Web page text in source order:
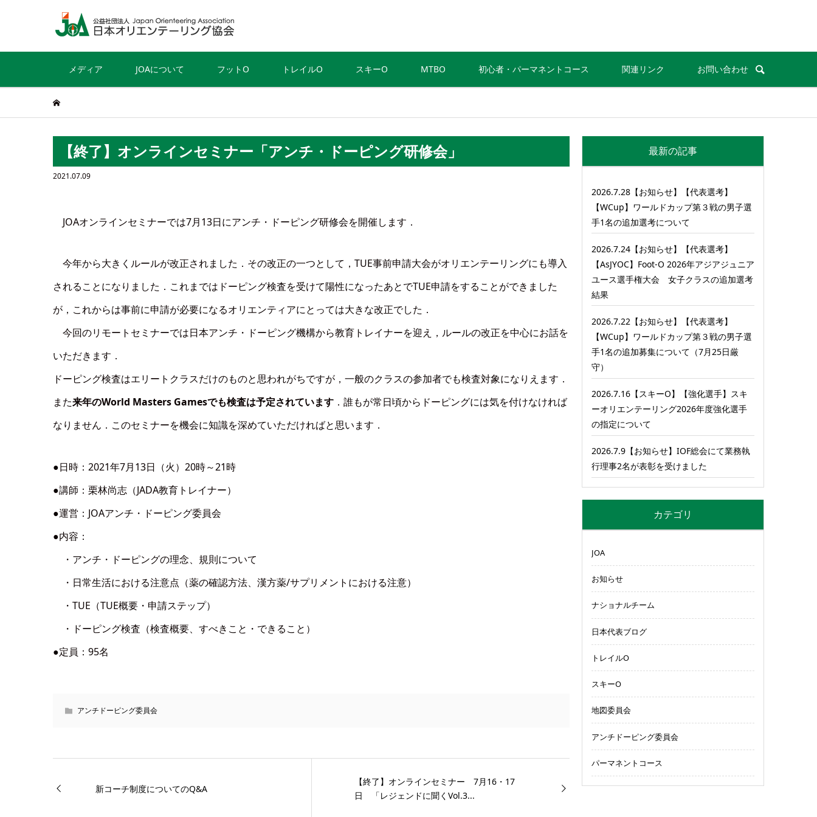
メディア JOAについて フットO トレイルO スキーO MTBO 初心者・パーマネントコース 関連リンク お問い合わせ
【終了】オンラインセミナー「アンチ・ドーピング研修会」
2021.07.09
JOAオンラインセミナーでは7月13日にアンチ・ドーピング研修会を開催します．
今年から大きくルールが改正されました．その改正の一つとして，TUE事前申請大会がオリエンテーリングにも導入
されることになりました．これまではドーピング検査を受けて陽性になったあとでTUE申請をすることができました
が，これからは事前に申請が必要になるオリエンティアにとっては大きな改正でした．
今回のリモートセミナーでは日本アンチ・ドーピング機構から教育トレイナーを迎え，ルールの改正を中心にお話を
いただきます．
ドーピング検査はエリートクラスだけのものと思われがちですが，一般のクラスの参加者でも検査対象になりえます．
また来年のWorld Masters Gamesでも検査は予定されています ．誰もが常日頃からドーピングには気を付けなければ
なりません．このセミナーを機会に知識を深めていただければと思います．
●日時：2021年7月13日（火）20時～21時
●講師：栗林尚志（JADA教育トレイナー）
●運営：JOAアンチ・ドーピング委員会
●内容：
・アンチ・ドーピングの理念、規則について
・日常生活における注意点（薬の確認方法、漢方薬/サプリメントにおける注意）
・TUE（TUE概要・申請ステップ）
・ドーピング検査（検査概要、すべきこと・できること）
●定員：95名
アンチドーピング委員会
新コーチ制度についてのQ&A
【終了】オンラインセミナー 7月16・17
日 「レジェンドに聞くVol.3...
最新の記事
2026.7.28【お知らせ】【代表選考】
【WCup】ワールドカップ第３戦の男子選
手1名の追加選考について
2026.7.24【お知らせ】【代表選考】
【AsJYOC】Foot-O 2026年アジアジュニア
ユース選手権大会 女子クラスの追加選考
結果
2026.7.22【お知らせ】【代表選考】
【WCup】ワールドカップ第３戦の男子選
手1名の追加募集について（7月25日厳
守）
2026.7.16【スキーO】【強化選手】スキ
ーオリエンテーリング2026年度強化選手
の指定について
2026.7.9【お知らせ】IOF総会にて業務執
行理事2名が表彰を受けました
カテゴリ
JOA
お知らせ
ナショナルチーム
日本代表ブログ
トレイルO
スキーO
地図委員会
アンチドーピング委員会
パーマネントコース